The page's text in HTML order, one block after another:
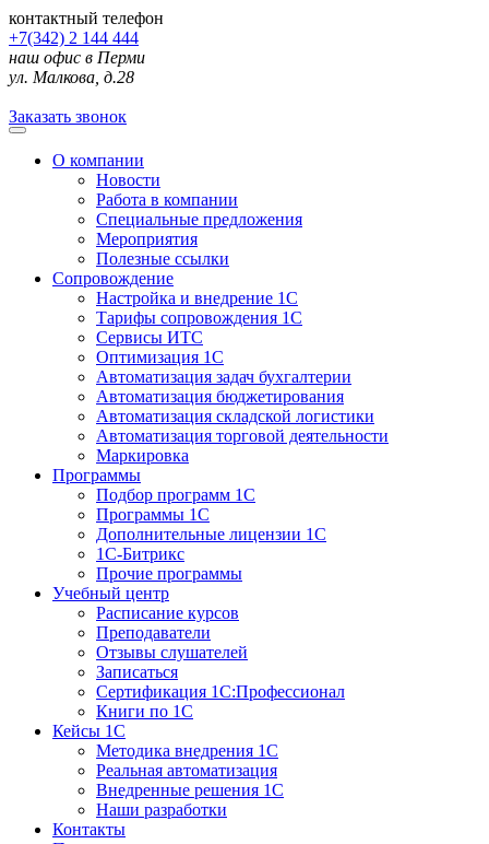
контактный телефон
+7(342) 2 144 444
наш офис в Перми
ул. Малкова, д.28
Заказать звонок
О компании
Новости
Работа в компании
Специальные предложения
Мероприятия
Полезные ссылки
Сопровождение
Настройка и внедрение 1С
Тарифы сопровождения 1С
Сервисы ИТС
Оптимизация 1С
Автоматизация задач бухгалтерии
Автоматизация бюджетирования
Автоматизация складской логистики
Автоматизация торговой деятельности
Маркировка
Программы
Подбор программ 1С
Программы 1С
Дополнительные лицензии 1С
1С-Битрикс
Прочие программы
Учебный центр
Расписание курсов
Преподаватели
Отзывы слушателей
Записаться
Сертификация 1С:Профессионал
Книги по 1С
Кейсы 1С
Методика внедрения 1С
Реальная автоматизация
Внедренные решения 1С
Наши разработки
Контакты